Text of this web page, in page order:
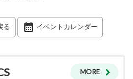
る イベントカレンダー
MORE